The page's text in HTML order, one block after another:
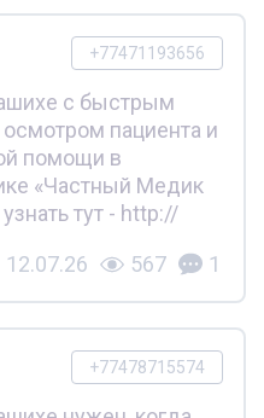
+77471193656
с быстрым
пациента и
помощи в
«Частный Медик
тут - http://
12.07.26 567 1
+77478715574